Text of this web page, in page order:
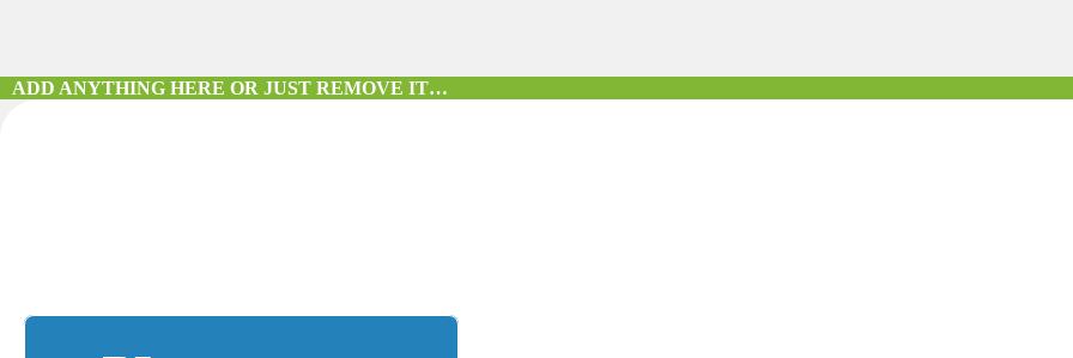
ADD ANYTHING HERE OR JUST REMOVE IT…